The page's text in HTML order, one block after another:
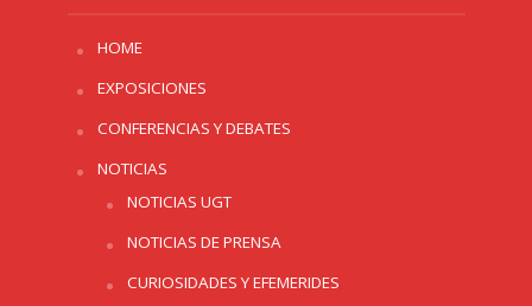
HOME
EXPOSICIONES
CONFERENCIAS Y DEBATES
NOTICIAS
NOTICIAS UGT
NOTICIAS DE PRENSA
CURIOSIDADES Y EFEMERIDES